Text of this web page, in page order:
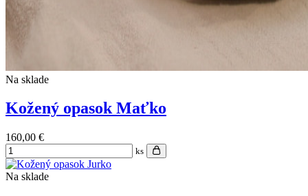
Na sklade
Kožený opasok Maťko
160,00 €
ks
Na sklade